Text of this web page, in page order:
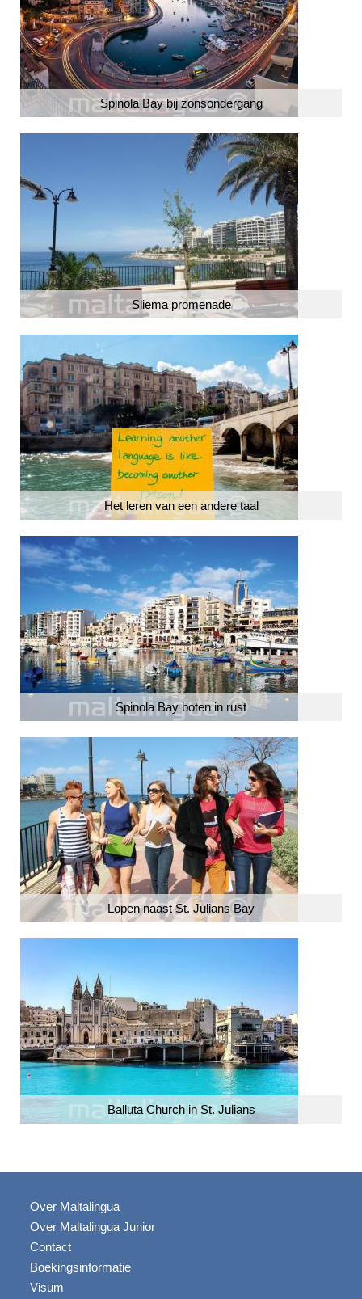
Spinola Bay bij zonsondergang
Sliema promenade
Het leren van een andere taal
Spinola Bay boten in rust
Lopen naast St. Julians Bay
Balluta Church in St. Julians
Over Maltalingua
Over Maltalingua Junior
Contact
Boekingsinformatie
Visum